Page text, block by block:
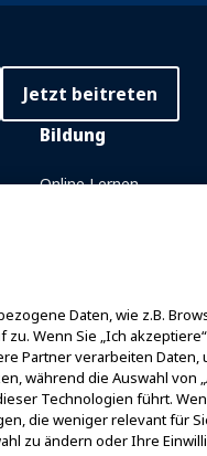
Jetzt beitreten
Bildung
Online Lernen
Zertifizierung
Programme der IAAPA-
Stiftung
erkundet
Finde einen Mentor
Daten, wie z.B.
Wenn Sie „Ich
Partner verarbeiten Daten,
während die Auswahl von
Technologien führt.
die weniger relevant für
zu ändern oder Ihre